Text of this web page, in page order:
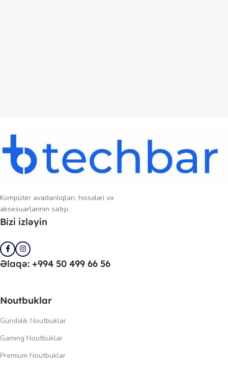
Kompüter avadanlıqları, hissələri və
aksesuarlarının satışı.
Bizi izləyin
Əlaqə: +994 50 499 66 56
Noutbuklar
Gündəlik Noutbuklar
Gaming Noutbuklar
Premium Noutbuklar